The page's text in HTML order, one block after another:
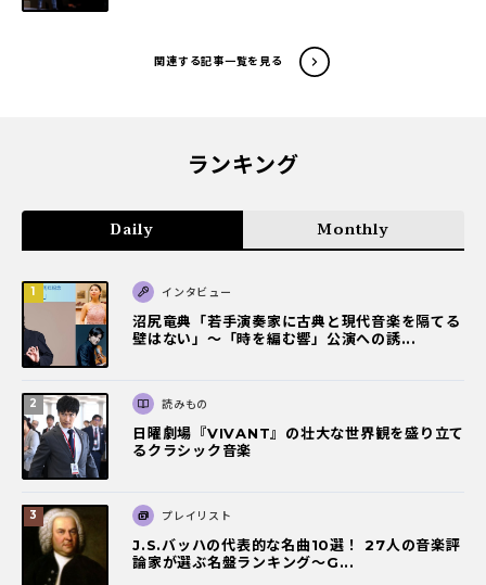
関連する記事一覧を見る
ランキング
Daily Monthly
インタビュー
沼尻竜典「若手演奏家に古典と現代音楽を隔てる
壁はない」～「時を編む響」公演への誘...
読みもの
日曜劇場『VIVANT』の壮大な世界観を盛り立て
るクラシック音楽
プレイリスト
J.S.バッハの代表的な名曲10選！ 27人の音楽評
論家が選ぶ名盤ランキング〜G...